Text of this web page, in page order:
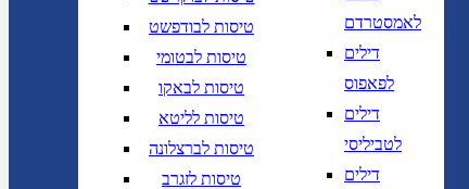
טיסות לבודפשט
טיסות לבטומי
טיסות לבאקו
טיסות לליטא
טיסות לברצלונה
טיסות לזגרב
לאמסטרדם
דילים
לפאפוס
דילים
לטביליסי
דילים